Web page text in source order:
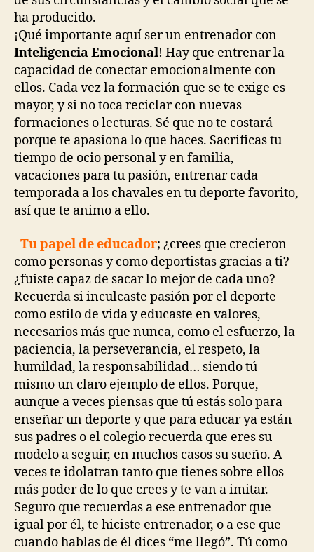
ha producido.
¡Qué importante aquí ser un entrenador con
Inteligencia Emocional! Hay que entrenar la
capacidad de conectar emocionalmente con
ellos. Cada vez la formación que se te exige es
mayor, y si no toca reciclar con nuevas
formaciones o lecturas. Sé que no te costará
porque te apasiona lo que haces. Sacrificas tu
tiempo de ocio personal y en familia,
vacaciones para tu pasión, entrenar cada
temporada a los chavales en tu deporte favorito,
así que te animo a ello.
–Tu papel de educador; ¿crees que crecieron
como personas y como deportistas gracias a ti?
¿fuiste capaz de sacar lo mejor de cada uno?
Recuerda si inculcaste pasión por el deporte
como estilo de vida y educaste en valores,
necesarios más que nunca, como el esfuerzo, la
paciencia, la perseverancia, el respeto, la
humildad, la responsabilidad… siendo tú
mismo un claro ejemplo de ellos. Porque,
aunque a veces piensas que tú estás solo para
enseñar un deporte y que para educar ya están
sus padres o el colegio recuerda que eres su
modelo a seguir, en muchos casos su sueño. A
veces te idolatran tanto que tienes sobre ellos
más poder de lo que crees y te van a imitar.
Seguro que recuerdas a ese entrenador que
igual por él, te hiciste entrenador, o a ese que
cuando hablas de él dices “me llegó”. Tú como